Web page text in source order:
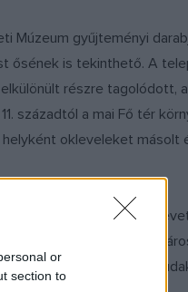
or
section to
gyűjteményi
ősének is tekinthető. A
részre tagolódott,
századtól a mai Fő tér
okleveleket másolt
lovagvárat a tatárok
egy köré épülő
települést pedig, régi